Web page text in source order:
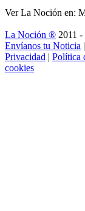
Ver La Noción en:
La Noción ® 2011 -
Envíanos tu Noticia |
Privacidad | Política
cookies